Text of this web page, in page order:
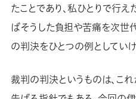
たことであり、私ひとりで行え
ばそうした負担や苦痛を次世
の判決をひとつの例としてい
裁判の判決というものは、こ